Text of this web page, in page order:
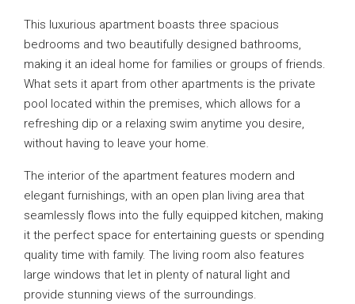
This luxurious apartment boasts three spacious
bedrooms and two beautifully designed bathrooms,
making it an ideal home for families or groups of friends.
What sets it apart from other apartments is the private
pool located within the premises, which allows for a
refreshing dip or a relaxing swim anytime you desire,
without having to leave your home.
The interior of the apartment features modern and
elegant furnishings, with an open plan living area that
seamlessly flows into the fully equipped kitchen, making
it the perfect space for entertaining guests or spending
quality time with family. The living room also features
large windows that let in plenty of natural light and
provide stunning views of the surroundings.